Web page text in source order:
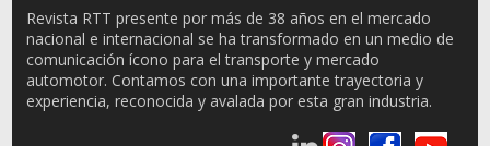
Revista RTT presente por más de 38 años en el mercado
nacional e internacional se ha transformado en un medio de
comunicación ícono para el transporte y mercado
automotor. Contamos con una importante trayectoria y
experiencia, reconocida y avalada por esta gran industria.